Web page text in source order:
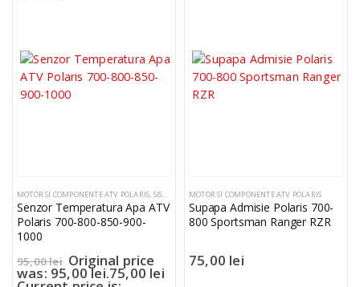
MOTOR SI COMPONENTE ATV POLARIS, SISTEM ELECTRIC SI COMPONENTE
Senzor Temperatura Apa ATV
Polaris 700-800-850-900-
1000
95,00lei Original price
was: 95,00 lei.75,00 lei
MOTOR SI COMPONENTE ATV POLARIS
Supapa Admisie Polaris 700-
800 Sportsman Ranger RZR
75,00 lei